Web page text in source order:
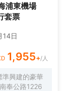
等都曾和南
大宴請之
吧、會議
，多種選擇
您享用飲
浦東機場
套票
14日
1,955+/人
準興建的豪華
奉公路1226